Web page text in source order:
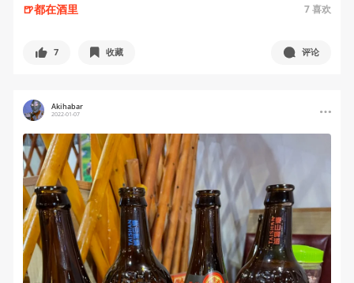
🍺都在酒里 7喜欢
7 收藏 评论
Akihabar
2022-01-07